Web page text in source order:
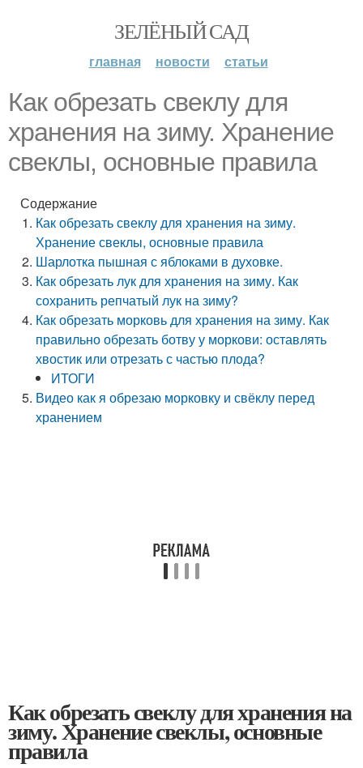
ЗЕЛЁНЫЙ САД
главная новости статьи
Как обрезать свеклу для
хранения на зиму. Хранение
свеклы, основные правила
Содержание
Как обрезать свеклу для хранения на зиму.
Хранение свеклы, основные правила
Шарлотка пышная с яблоками в духовке.
Как обрезать лук для хранения на зиму. Как
сохранить репчатый лук на зиму?
Как обрезать морковь для хранения на зиму. Как
правильно обрезать ботву у моркови: оставлять
хвостик или отрезать с частью плода?
ИТОГИ
Видео как я обрезаю морковку и свёклу перед
хранением
Как обрезать свеклу для хранения на
зиму. Хранение свеклы, основные
правила